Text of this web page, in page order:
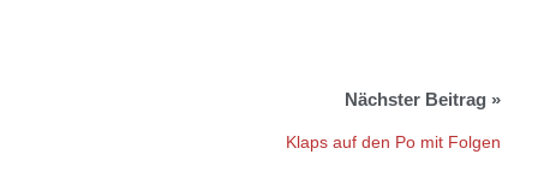
Klaps auf den Po mit Folgen